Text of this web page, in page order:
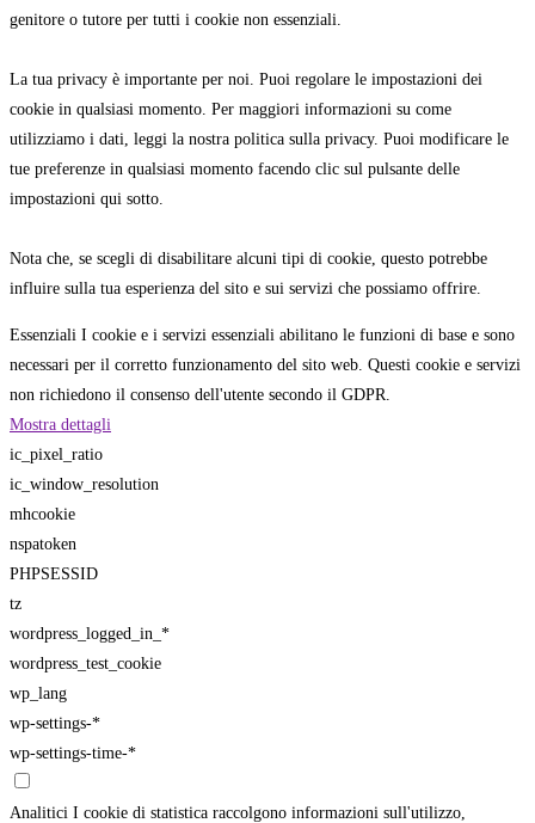
genitore o tutore per tutti i cookie non essenziali.
La tua privacy è importante per noi. Puoi regolare le impostazioni dei
cookie in qualsiasi momento. Per maggiori informazioni su come
utilizziamo i dati, leggi la nostra politica sulla privacy. Puoi modificare le
tue preferenze in qualsiasi momento facendo clic sul pulsante delle
impostazioni qui sotto.
Nota che, se scegli di disabilitare alcuni tipi di cookie, questo potrebbe
influire sulla tua esperienza del sito e sui servizi che possiamo offrire.
Essenziali I cookie e i servizi essenziali abilitano le funzioni di base e sono
necessari per il corretto funzionamento del sito web. Questi cookie e servizi
non richiedono il consenso dell'utente secondo il GDPR.
Mostra dettagli
ic_pixel_ratio
ic_window_resolution
mhcookie
nspatoken
PHPSESSID
tz
wordpress_logged_in_*
wordpress_test_cookie
wp_lang
wp-settings-*
wp-settings-time-*
Analitici I cookie di statistica raccolgono informazioni sull'utilizzo,